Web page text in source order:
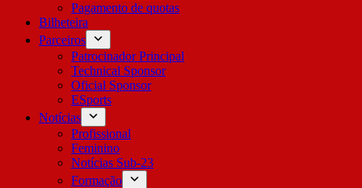
Pagamento de quotas
Bilheteira
Parceiros
Patrocinador Principal
Technical Sponsor
Oficial Sponsor
ESports
Notícias
Profissional
Feminino
Notícias Sub-23
Formação